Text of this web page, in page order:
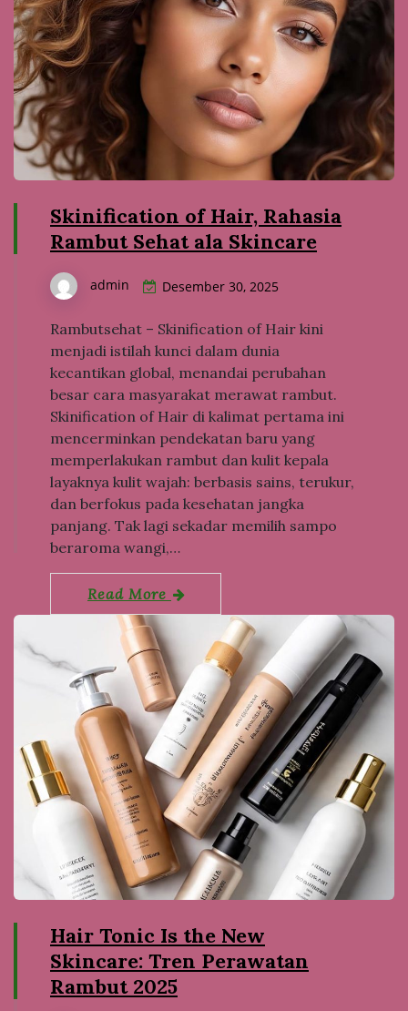
Skinification of Hair, Rahasia
Rambut Sehat ala Skincare
admin Desember 30, 2025
Rambutsehat – Skinification of Hair kini
menjadi istilah kunci dalam dunia
kecantikan global, menandai perubahan
besar cara masyarakat merawat rambut.
Skinification of Hair di kalimat pertama ini
mencerminkan pendekatan baru yang
memperlakukan rambut dan kulit kepala
layaknya kulit wajah: berbasis sains, terukur,
dan berfokus pada kesehatan jangka
panjang. Tak lagi sekadar memilih sampo
beraroma wangi,…
Read More
Hair Tonic Is the New
Skincare: Tren Perawatan
Rambut 2025